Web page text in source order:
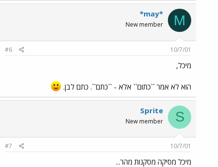
M
*may*
New member
10/7/01
#6
מיכל,
הוא לא אמר ``כתום`` אלא - ``כתם``. כתם לבן.
S
Sprite
New member
10/7/01
#7
מיכל מסיקה מסקנות מהר...